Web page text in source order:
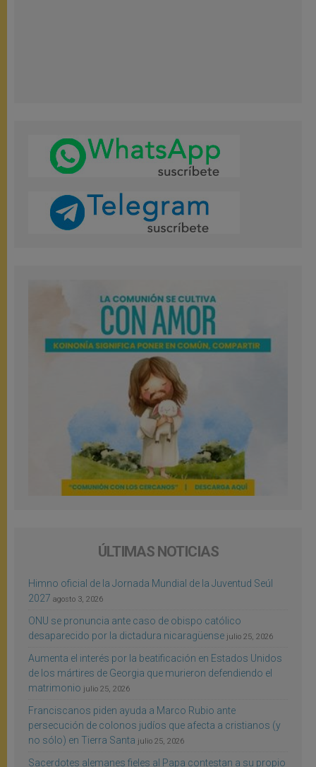
ÚLTIMAS NOTICIAS
Himno oficial de la Jornada Mundial de la Juventud Seúl
2027 agosto 3, 2026
ONU se pronuncia ante caso de obispo católico
desaparecido por la dictadura nicaragüense julio 25, 2026
Aumenta el interés por la beatificación en Estados Unidos
de los mártires de Georgia que murieron defendiendo el
matrimonio julio 25, 2026
Franciscanos piden ayuda a Marco Rubio ante
persecución de colonos judíos que afecta a cristianos (y
no sólo) en Tierra Santa julio 25, 2026
Sacerdotes alemanes fieles al Papa contestan a su propio